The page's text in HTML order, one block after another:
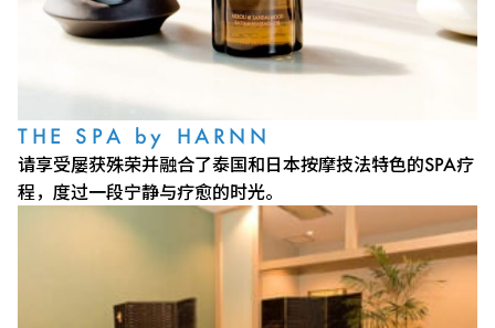
THE SPA by HARNN
请享受屡获殊荣并融合了泰国和日本按摩技法特色的SPA疗
程，度过一段宁静与疗愈的时光。